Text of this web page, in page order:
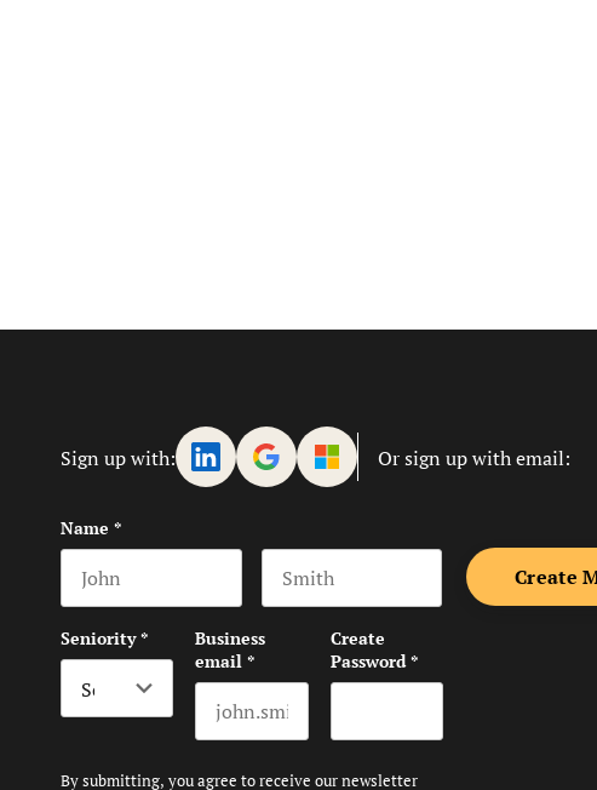
Sign up with: Or sign up with email:
Name *
First name
Last name
Seniority*
Business
email *
Create
Password*
By submitting, you agree to receive our newsletter